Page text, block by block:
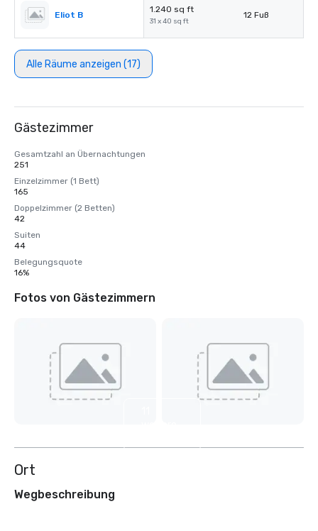
Eliot B
1.240 sq ft
31 x 40 sq ft
12 Fuß
Alle Räume anzeigen (17)
Gästezimmer
Gesamtzahl an Übernachtungen
251
Einzelzimmer (1 Bett)
165
Doppelzimmer (2 Betten)
42
Suiten
44
Belegungsquote
16%
Fotos von Gästezimmern
Ort
Wegbeschreibung